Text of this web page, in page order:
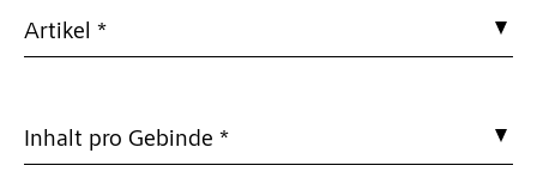
Artikel *
Inhalt pro Gebinde *